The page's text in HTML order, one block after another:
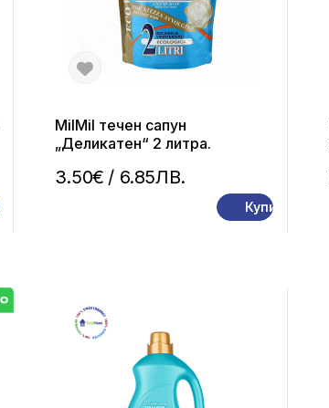
3.50€ / 6.85ЛВ.
MilMil течен сапун
„Деликатен“ 2 литра.
Купи